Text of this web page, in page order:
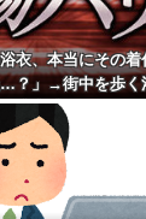
い男性の特徴
運転手にナンパ
い続けた結果…
新入社員の女子
も用意せず週２
けど
を調べてみたよ
衣、本当にその着
？」→街中を歩く
、違和感ばかりが気
ってしまい…